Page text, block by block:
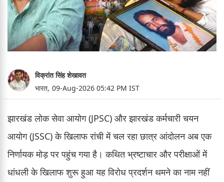
विक्रांत सिंह शेखावत
भारत, 09-Aug-2026 05:42 PM IST
झारखंड लोक सेवा आयोग (JPSC) और झारखंड कर्मचारी चयन
आयोग (JSSC) के खिलाफ रांची में चल रहा छात्र आंदोलन अब एक
निर्णायक मोड़ पर पहुंच गया है। कथित भ्रष्टाचार और परीक्षाओं में
धांधली के खिलाफ शुरू हुआ यह विरोध प्रदर्शन थमने का नाम नहीं